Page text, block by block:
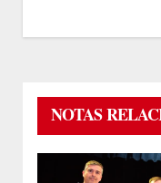
NOTAS